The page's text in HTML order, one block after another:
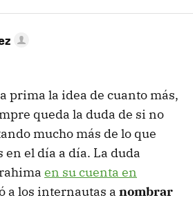
prima la idea de cuanto más,
queda la duda de si no
mucho más de lo que
el día a día. La duda
en su cuenta en
a los internautas a nombrar